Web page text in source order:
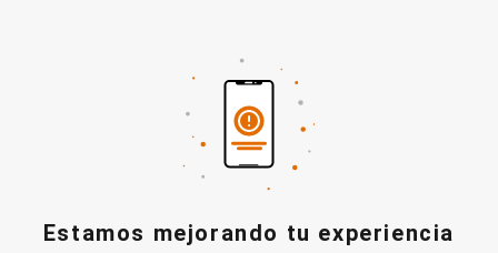
Estamos mejorando tu experiencia